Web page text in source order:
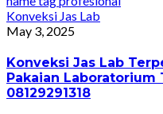
Konveksi Jas Lab
May 3, 2025
Konveksi Jas Lab
Pakaian Laboratorium
08129291318